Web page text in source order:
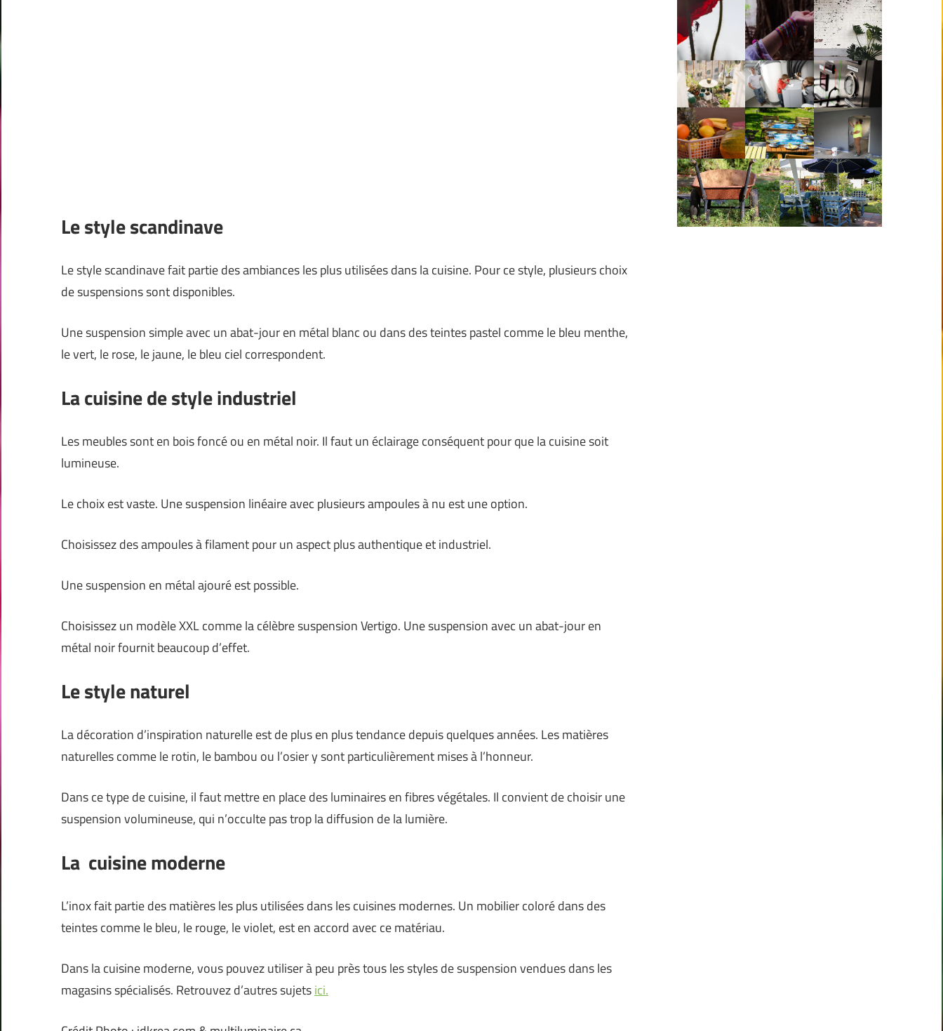
Le style scandinave
Le style scandinave fait partie des ambiances les plus utilisées dans la cuisine. Pour ce style, plusieurs choix
de suspensions sont disponibles.
Une suspension simple avec un abat-jour en métal blanc ou dans des teintes pastel comme le bleu menthe,
le vert, le rose, le jaune, le bleu ciel correspondent.
La cuisine de style industriel
Les meubles sont en bois foncé ou en métal noir. Il faut un éclairage conséquent pour que la cuisine soit
lumineuse.
Le choix est vaste. Une suspension linéaire avec plusieurs ampoules à nu est une option.
Choisissez des ampoules à filament pour un aspect plus authentique et industriel.
Une suspension en métal ajouré est possible.
Choisissez un modèle XXL comme la célèbre suspension Vertigo. Une suspension avec un abat-jour en
métal noir fournit beaucoup d’effet.
Le style naturel
La décoration d’inspiration naturelle est de plus en plus tendance depuis quelques années. Les matières
naturelles comme le rotin, le bambou ou l’osier y sont particulièrement mises à l’honneur.
Dans ce type de cuisine, il faut mettre en place des luminaires en fibres végétales. Il convient de choisir une
suspension volumineuse, qui n’occulte pas trop la diffusion de la lumière.
La cuisine moderne
L’inox fait partie des matières les plus utilisées dans les cuisines modernes. Un mobilier coloré dans des
teintes comme le bleu, le rouge, le violet, est en accord avec ce matériau.
Dans la cuisine moderne, vous pouvez utiliser à peu près tous les styles de suspension vendues dans les
magasins spécialisés. Retrouvez d’autres sujetsici.